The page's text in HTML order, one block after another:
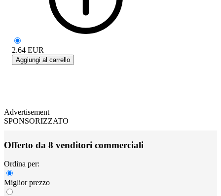
2.64 EUR
Aggiungi al carrello
Advertisement
SPONSORIZZATO
Offerto da 8 venditori commerciali
Ordina per:
Miglior prezzo